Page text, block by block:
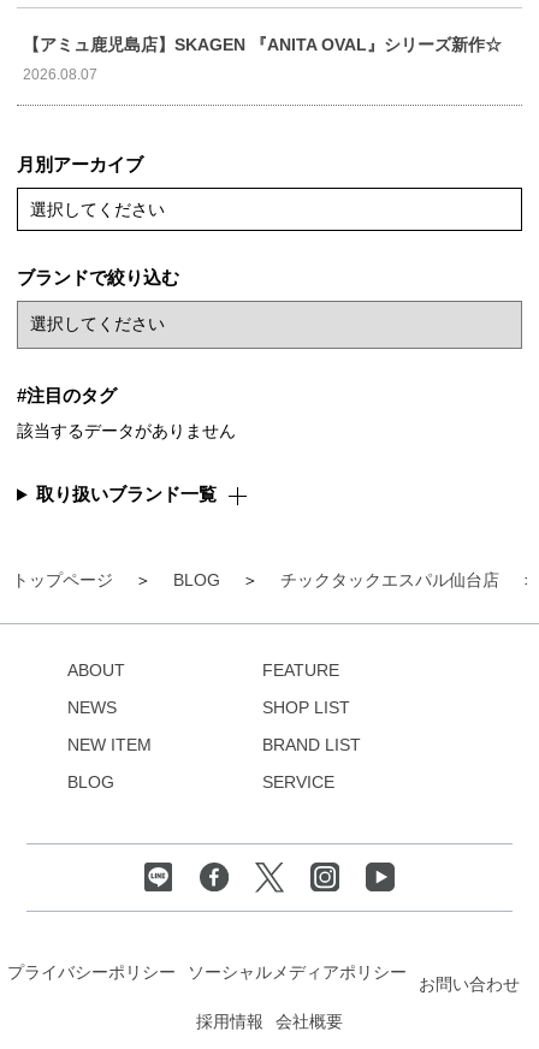
トップページ BLOG チックタックエスパル仙台店
【アミュ鹿児島店】SKAGEN 『ANITA OVAL』シリーズ新作☆
2026.08.07
月別アーカイブ
選択してください
ブランドで絞り込む
#注目のタグ
該当するデータがありません
取り扱いブランド一覧
ABOUT
NEWS
NEW ITEM
BLOG
FEATURE
SHOP LIST
BRAND LIST
SERVICE
プライバシーポリシー ソーシャルメディアポリシー
お問い合わせ
採用情報
会社概要